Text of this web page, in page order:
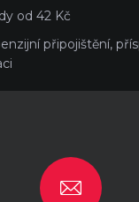
od 42 Kč
připojištění,